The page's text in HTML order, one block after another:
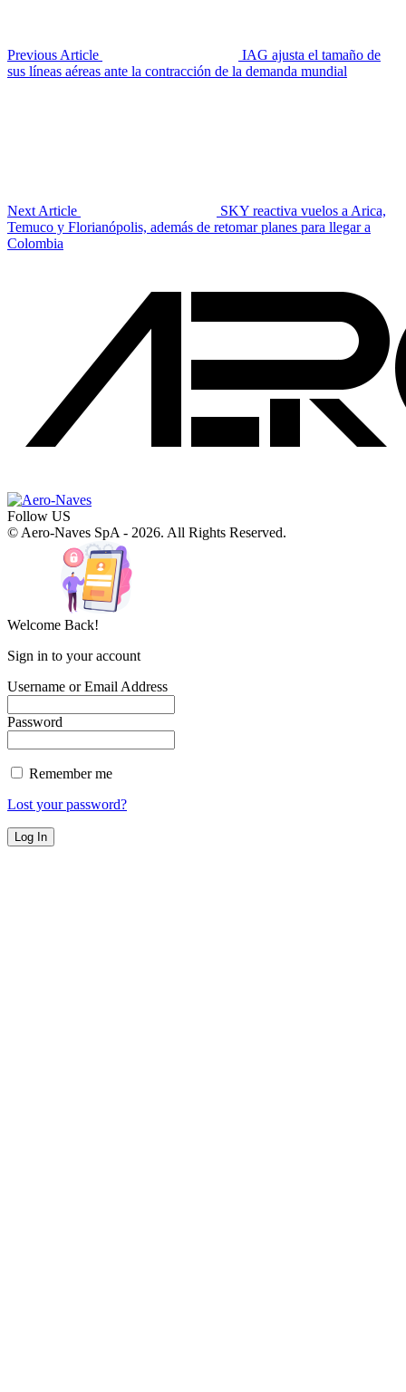
Previous Article
IAG ajusta el tamaño de
sus líneas aéreas ante la contracción de la demanda mundial
Next Article
SKY reactiva vuelos a Arica,
Temuco y Florianópolis, además de retomar planes para llegar a
Colombia
Follow US
© Aero-Naves SpA - 2026. All Rights Reserved.
Welcome Back!
Sign in to your account
Username or Email Address
Password
Remember me
Lost your password?